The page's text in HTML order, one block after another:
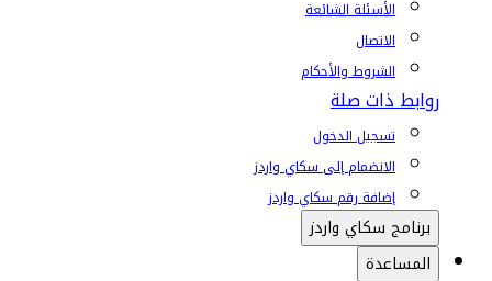
الأسئلة الشائعة
الاتصال
الشروط والأحكام
روابط ذات صلة
تسجيل الدخول
الانضمام إلى سكاي واردز
إضافة رقم سكاي واردز
برنامج سكاي واردز
المساعدة